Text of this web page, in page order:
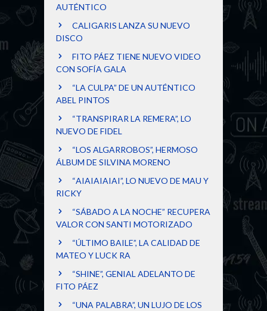
AUTÉNTICO
CALIGARIS LANZA SU NUEVO
DISCO
FITO PÁEZ TIENE NUEVO VIDEO
CON SOFÍA GALA
“LA CULPA” DE UN AUTÉNTICO
ABEL PINTOS
“TRANSPIRAR LA REMERA”, LO
NUEVO DE FIDEL
“LOS ALGARROBOS”, HERMOSO
ÁLBUM DE SILVINA MORENO
“AIAIAIAIAI”, LO NUEVO DE MAU Y
RICKY
“SÁBADO A LA NOCHE” RECUPERA
VALOR CON SANTI MOTORIZADO
“ÚLTIMO BAILE”, LA CALIDAD DE
MATEO Y LUCK RA
“SHINE”, GENIAL ADELANTO DE
FITO PÁEZ
“UNA PALABRA”, UN LUJO DE LOS